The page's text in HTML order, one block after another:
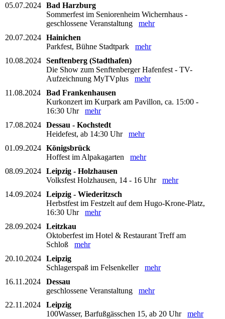
05.07.2024 Bad Harzburg
Sommerfest im Seniorenheim Wichernhaus -
geschlossene Veranstaltung mehr
20.07.2024 Hainichen
Parkfest, Bühne Stadtpark mehr
10.08.2024 Senftenberg (Stadthafen)
Die Show zum Senftenberger Hafenfest - TV-
Aufzeichnung MyTVplus mehr
11.08.2024
Bad Frankenhausen
Kurkonzert im Kurpark am Pavillon, ca. 15:00 -
16:30 Uhr mehr
17.08.2024 Dessau - Kochstedt
Heidefest, ab 14:30 Uhr mehr
01.09.2024 Königsbrück
Hoffest im Alpakagarten mehr
08.09.2024 Leipzig - Holzhausen
Volksfest Holzhausen, 14 - 16 Uhr mehr
14.09.2024 Leipzig - Wiederitzsch
Herbstfest im Festzelt auf dem Hugo-Krone-Platz,
16:30 Uhr mehr
28.09.2024 Leitzkau
Oktoberfest im Hotel & Restaurant Treff am
Schloß mehr
20.10.2024 Leipzig
Schlagerspaß im Felsenkeller mehr
16.11.2024
Dessau
geschlossene Veranstaltung mehr
22.11.2024
Leipzig
100Wasser, Barfußgässchen 15, ab 20 Uhr mehr